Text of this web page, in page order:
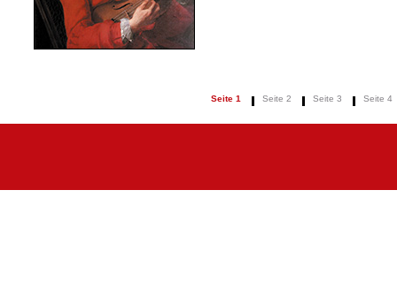
Seite 1 Seite 2 Seite 3 Seite 4